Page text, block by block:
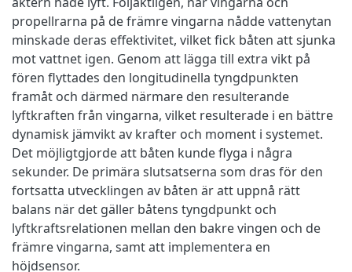
propellrarna på de främre vingarna nådde vattenytan
minskade deras effektivitet, vilket fick båten att sjunka
mot vattnet igen. Genom att lägga till extra vikt på
fören flyttades den longitudinella tyngdpunkten
framåt och därmed närmare den resulterande
lyftkraften från vingarna, vilket resulterade i en bättre
dynamisk jämvikt av krafter och moment i systemet.
Det möjligtgjorde att båten kunde flyga i några
sekunder. De primära slutsatserna som dras för den
fortsatta utvecklingen av båten är att uppnå rätt
balans när det gäller båtens tyngdpunkt och
lyftkraftsrelationen mellan den bakre vingen och de
främre vingarna, samt att implementera en
höjdsensor.